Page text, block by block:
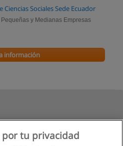
Sociales Sede Ecuador
y Medianas Empresas
información
tu privacidad